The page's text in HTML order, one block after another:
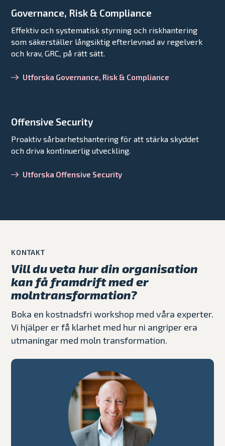
Governance, Risk & Compliance
Effektiv och systematisk styrning och riskhantering
som säkerställer långsiktig efterlevnad av regelverk
och krav, GRC, på rätt sätt.
Utforska Governance, Risk & Compliance
Offensive Security
Proaktiv sårbarhetshantering för att stärka skyddet
och driva kontinuerlig utveckling.
Utforska Offensive Security
KONTAKT
Vill du veta hur din organisation
kan få framdrift med er
molntransformation?
Boka en kostnadsfri workshop med våra experter.
Vi hjälper er få klarhet med hur ni angriper era
utmaningar med moln transformation.